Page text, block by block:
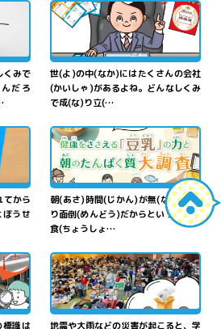
パ
くみで
だろ
期間きかん限定
げんてい
おしごと
！「おうち社長
しゃちょう
ム」にチャレンジ">
世(よ)の中(なか)にはたくさんの会社
(かいしゃ)があるよね。どんなしくみ
で成(な)り立(…
ゅ
から
うせ
朝食ちょうしょくで体
からだ
が
変
か
わる！健康
けんこう
をささえる
「豆乳
とうにゅう
」の力
ちから
と朝
あさ
のたん
ぱく質
しつ
大調査
だいちょうさ
朝(あさ)時間(じかん)が無(な)かった
り面倒(めんどう)だからといって、朝
食(ちょうしょ…
な
？
いみ
識は
避難所ひなんじょの困
こま
り
ごとを解決
かいけつ
！ 新聞紙
しんぶんし
だん ぼうさいこうさく
地震や大雨などの災害が起こると、学